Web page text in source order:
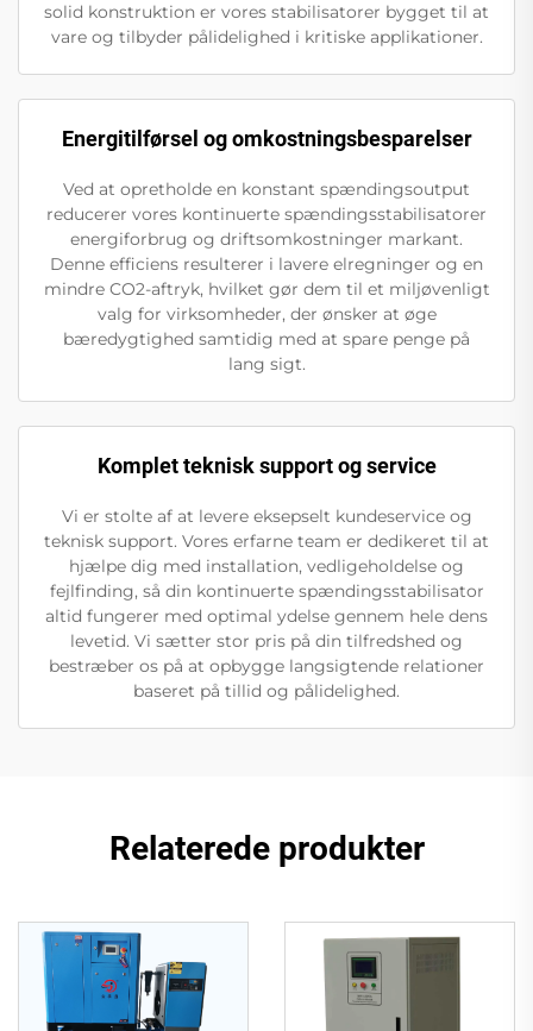
solid konstruktion er vores stabilisatorer bygget til at
vare og tilbyder pålidelighed i kritiske applikationer.
Energitilførsel og omkostningsbesparelser
Ved at opretholde en konstant spændingsoutput
reducerer vores kontinuerte spændingsstabilisatorer
energiforbrug og driftsomkostninger markant.
Denne efficiens resulterer i lavere elregninger og en
mindre CO2-aftryk, hvilket gør dem til et miljøvenligt
valg for virksomheder, der ønsker at øge
bæredygtighed samtidig med at spare penge på
lang sigt.
Komplet teknisk support og service
Vi er stolte af at levere eksepselt kundeservice og
teknisk support. Vores erfarne team er dedikeret til at
hjælpe dig med installation, vedligeholdelse og
fejlfinding, så din kontinuerte spændingsstabilisator
altid fungerer med optimal ydelse gennem hele dens
levetid. Vi sætter stor pris på din tilfredshed og
bestræber os på at opbygge langsigtende relationer
baseret på tillid og pålidelighed.
Relaterede produkter